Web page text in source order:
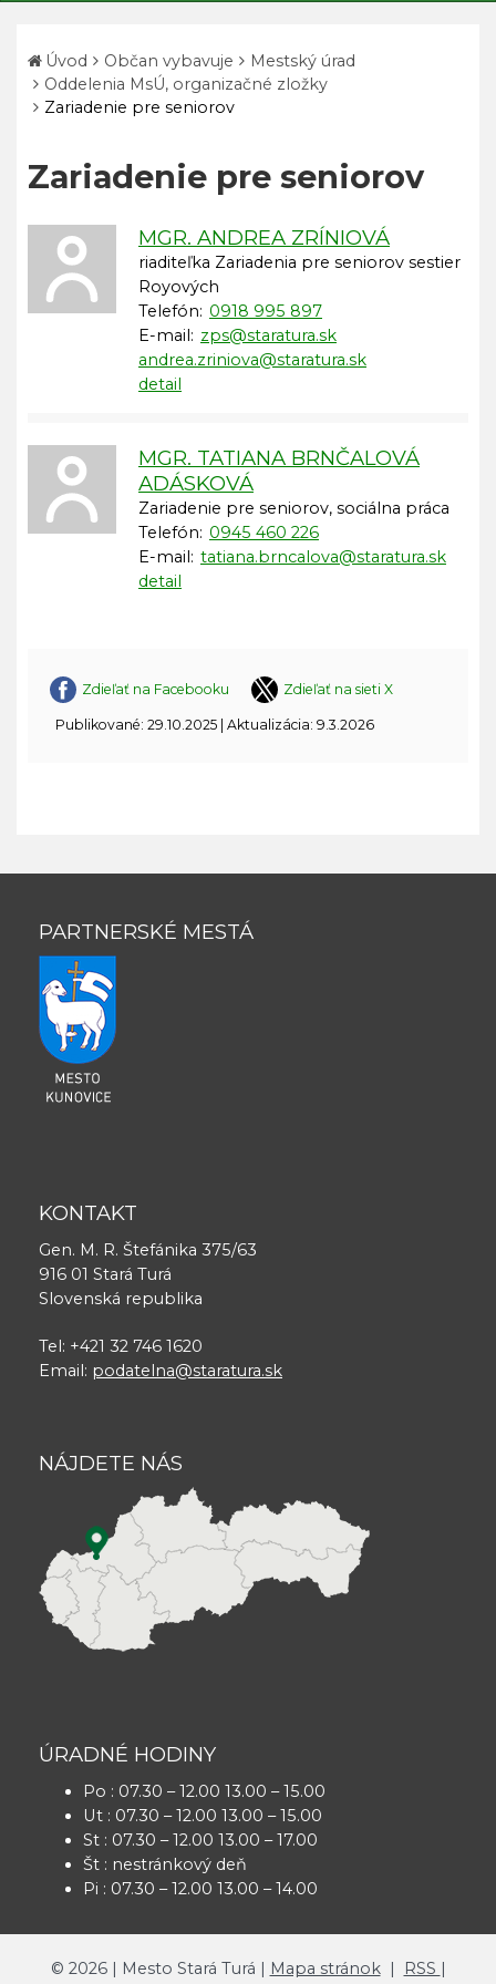
Úvod Občan vybavuje
Mestský úrad
Oddelenia MsÚ, organizačné zložky
Zariadenie pre seniorov
Zariadenie pre seniorov
MGR. ANDREA ZRÍNIOVÁ
riaditeľka Zariadenia pre seniorov sestier
Royových
Telefón: 0918 995 897
E-mail: zps@staratura.sk
andrea.zriniova@staratura.sk
detail
MGR. TATIANA BRNČALOVÁ
ADÁSKOVÁ
Zariadenie pre seniorov, sociálna práca
Telefón: 0945 460 226
E-mail: tatiana.brncalova@staratura.sk
detail
Zdieľať na Facebooku Zdieľať na sieti X
Publikované: 29.10.2025 | Aktualizácia: 9.3.2026
PARTNERSKÉ MESTÁ
KONTAKT
Gen. M. R. Štefánika 375/63
916 01 Stará Turá
Slovenská republika
Tel: +421 32 746 1620
Email: podatelna@staratura.sk
NÁJDETE NÁS
ÚRADNÉ HODINY
Po : 07.30 – 12.00 13.00 – 15.00
Ut : 07.30 – 12.00 13.00 – 15.00
St : 07.30 – 12.00 13.00 – 17.00
Št : nestránkový deň
Pi : 07.30 – 12.00 13.00 – 14.00
© 2026| Mesto Stará Turá | Mapa stránok| RSS |